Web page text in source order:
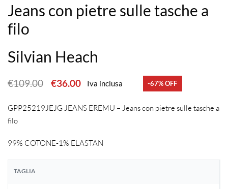
Jeans con pietre sulle tasche a
filo
Silvian Heach
€109.00 €36.00 Iva inclusa -67% OFF
GPP25219JEJG JEANS EREMU – Jeans con pietre sulle tasche a
filo
99% COTONE-1% ELASTAN
TAGLIA